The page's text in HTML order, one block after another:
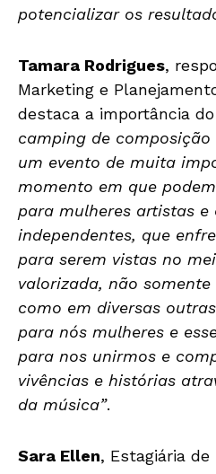
potencializar os
Tamara Rodrigues,
Marketing e
destaca a importância
camping de composição
um evento de muita
momento em que
para mulheres artistas e
independentes, que
para serem vistas no
valorizada, não
como em diversas
para nós mulheres e
para nos unirmos e
vivências e histórias
da música”.
Sara Ellen, Estagiária